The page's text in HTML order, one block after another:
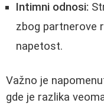
Intimni odnosi:
zbog partnerove
napetost.
Važno je
gde je razlika